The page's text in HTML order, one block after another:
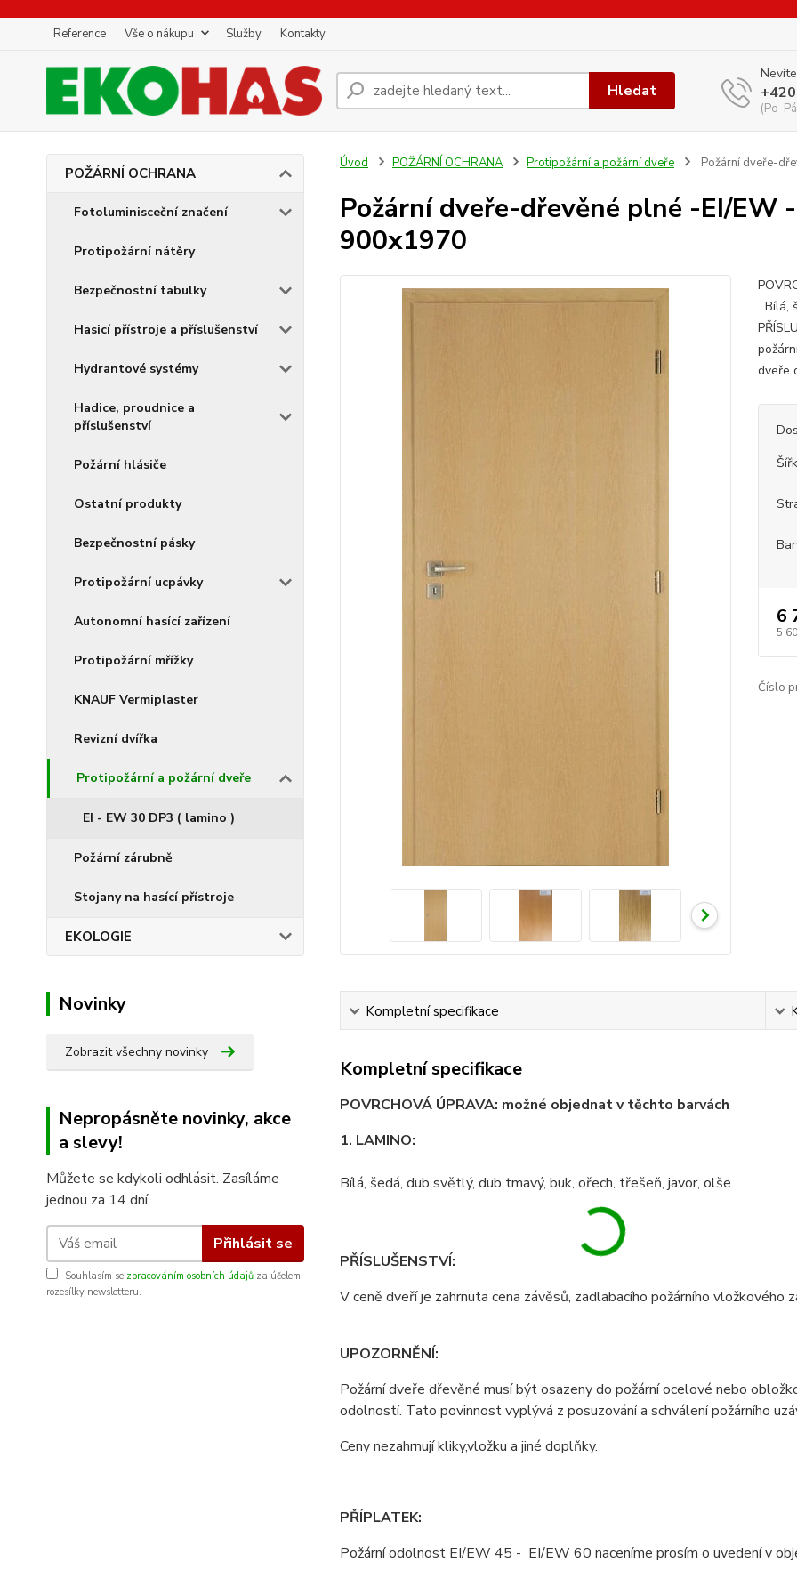
Reference Vše o nákupu Služby Kontakty
Hledat
(Po-
POŽÁRNÍ OCHRANA
Fotoluminisceční značení
Protipožární nátěry
Bezpečnostní tabulky
Hasicí přístroje a příslušenství
Hydrantové systémy
Hadice, proudnice a
příslušenství
Požární hlásiče
Ostatní produkty
Bezpečnostní pásky
Protipožární ucpávky
Autonomní hasící zařízení
Protipožární mřížky
KNAUF Vermiplaster
Revizní dvířka
Protipožární a požární dveře
EI - EW 30 DP3 ( lamino )
Požární zárubně
Stojany na hasící přístroje
EKOLOGIE
Novinky
Zobrazit všechny novinky
Nepropásněte novinky, akce
a slevy!
Můžete se kdykoli odhlásit. Zasíláme
jednou za 14 dní.
Přihlásit se
Souhlasím se zpracováním osobních údajů za účelem
rozesílky newsletteru.
Úvod POŽÁRNÍ OCHRANA Protipožární a požární dveře Požární dveře-
Požární dveře-dřevěné plné -EI/EW
900x1970
Bílá,
dveře
6
5
Číslo
Kompletní specifikace
Kompletní specifikace
POVRCHOVÁ ÚPRAVA: možné objednat v těchto barvách
1. LAMINO:
Bílá, šedá, dub světlý, dub tmavý, buk, ořech, třešeň, javor, olše
PŘÍSLUŠENSTVÍ:
V ceně dveří je zahrnuta cena závěsů, zadlabacího požárního vložkového
UPOZORNĚNÍ:
Požární dveře dřevěné musí být osazeny do požární ocelové nebo
odolností. Tato povinnost vyplývá z posuzování a schválení požárního
Ceny nezahrnují kliky,vložku a jiné doplňky.
PŘÍPLATEK:
Požární odolnost EI/EW 45 - EI/EW 60 naceníme prosím o uvedení v